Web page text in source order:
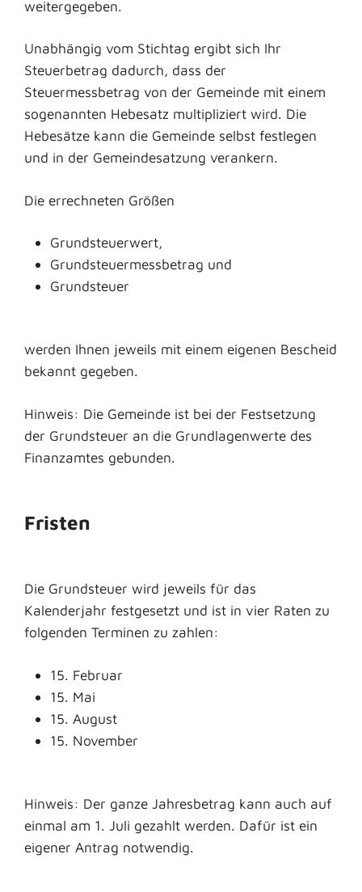
weitergegeben.
Unabhängig vom Stichtag ergibt sich Ihr
Steuerbetrag dadurch, dass der
Steuermessbetrag von der Gemeinde mit einem
sogenannten Hebesatz multipliziert wird. Die
Hebesätze kann die Gemeinde selbst festlegen
und in der Gemeindesatzung verankern.
Die errechneten Größen
Grundsteuerwert,
Grundsteuermessbetrag und
Grundsteuer
werden Ihnen jeweils mit einem eigenen Bescheid
bekannt gegeben.
Hinweis: Die Gemeinde ist bei der Festsetzung
der Grundsteuer an die Grundlagenwerte des
Finanzamtes gebunden.
Fristen
Die Grundsteuer wird jeweils für das
Kalenderjahr festgesetzt und ist in vier Raten zu
folgenden Terminen zu zahlen:
15. Februar
15. Mai
15. August
15. November
Hinweis: Der ganze Jahresbetrag kann auch auf
einmal am 1. Juli gezahlt werden. Dafür ist ein
eigener Antrag notwendig.